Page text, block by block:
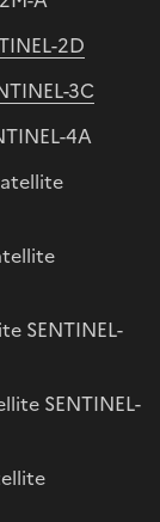
2D
3C
4A
SENTINEL-
SENTINEL-